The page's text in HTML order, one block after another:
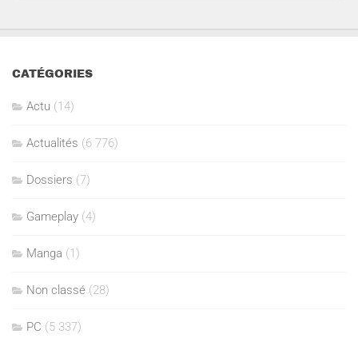
CATÉGORIES
Actu (14)
Actualités (6 776)
Dossiers (7)
Gameplay (4)
Manga (1)
Non classé (28)
PC (5 337)